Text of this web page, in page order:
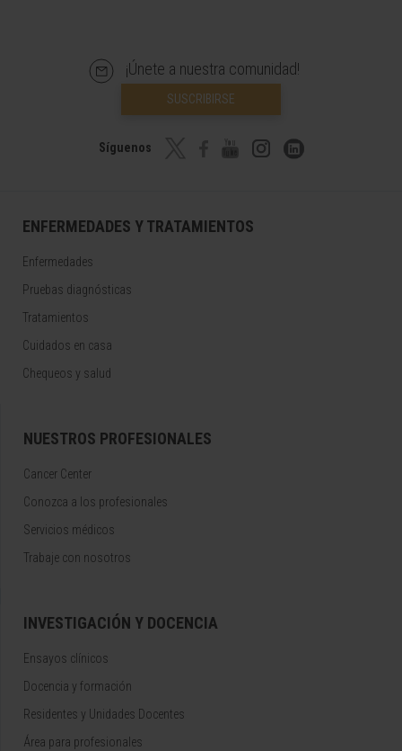
¡Únete a nuestra comunidad!
SUSCRIBIRSE
Síguenos
ENFERMEDADES Y TRATAMIENTOS
Enfermedades
Pruebas diagnósticas
Tratamientos
Cuidados en casa
Chequeos y salud
NUESTROS PROFESIONALES
Cancer Center
Conozca a los profesionales
Servicios médicos
Trabaje con nosotros
INVESTIGACIÓN Y DOCENCIA
Ensayos clínicos
Docencia y formación
Residentes y Unidades Docentes
Área para profesionales